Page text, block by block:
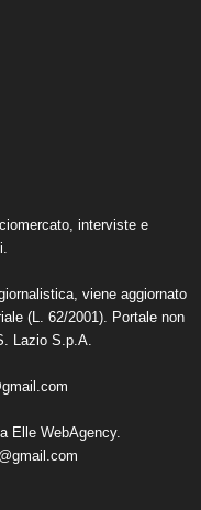
interviste e
viene aggiornato
(L. 62/2001). Portale non
Lazio S.p.A.
Elle WebAgency.